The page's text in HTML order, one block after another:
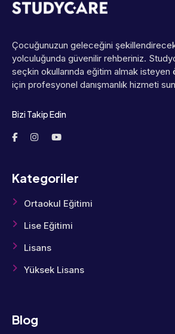
Çocuğunuzun geleceğini
yolculuğunda güvenilir rehberiniz.
seçkin okullarında eğitim almak isteyen
için profesyonel danışmanlık hizmeti
Bizi Takip Edin
Kategoriler
Ortaokul Eğitimi
Lise Eğitimi
Lisans
Yüksek Lisans
Blog